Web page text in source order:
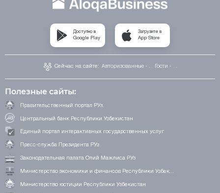
Доступно в
Google Play
Загрузите в
App Store
Сейчас на сайте: Авторизованные - ... Гости - ...
Полезные сайты:
Правительственный портал РУз.
Центральный банк Республики Узбекистан
Единый портал интерактивных государственных услуг
Пресс-служба Президента РУз
Законодательная палата Олий Мажлиса РУз
Министерство экономики и финансов Республики Узбек...
Министерство юстиции Республики Узбекистан